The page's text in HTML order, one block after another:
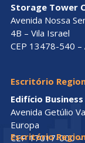
Storage Tower
Avenida Nossa
4B – Vila Israel
CEP 13478-540 –
Escritório
Edifício
Avenida Getúlio
Europa
CEP 17017-000 –
Escritório